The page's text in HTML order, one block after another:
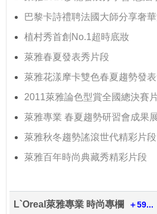
巴黎卡詩禮聘法國大師分享奢
植村秀首創No.1超時底妝
萊雅春夏發表秀片段
萊雅花漾摩卡雙色春夏趨勢發
2011萊雅論色型賞全國總決賽
萊雅專業 春夏趨勢研習會成果
萊雅秋冬趨勢謠滾世代精彩片段
萊雅百年時尚典藏秀精彩片段
L`Oreal萊雅專業 時尚專欄 ＋59...